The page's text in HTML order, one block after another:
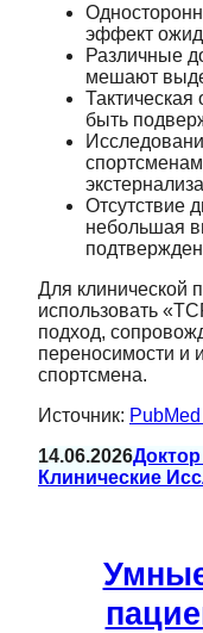
эффект
Различные
мешают
Тактическая
быть
Отсутствие
небольшая
Для клинической
использовать
подход,
переносимости и
спортсмена.
Источник:
14.06.2026
Клинические